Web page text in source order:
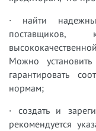
· найти
поставщиков,
Можно
гарантировать
нормам;
· создать и
рекомендуется